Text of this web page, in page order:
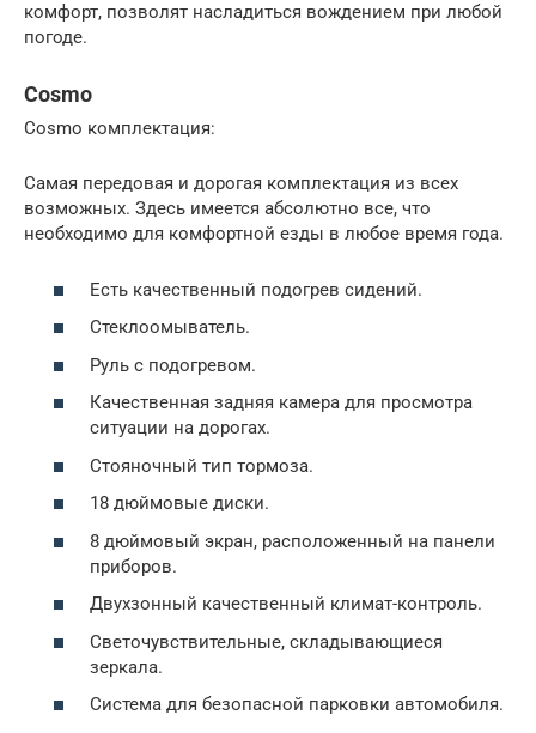
комфорт, позволят насладиться вождением при любой
погоде.
Cosmo
Cosmo комплектация:
Самая передовая и дорогая комплектация из всех
возможных. Здесь имеется абсолютно все, что
необходимо для комфортной езды в любое время года.
Есть качественный подогрев сидений.
Стеклоомыватель.
Руль с подогревом.
Качественная задняя камера для просмотра
ситуации на дорогах.
Стояночный тип тормоза.
18 дюймовые диски.
8 дюймовый экран, расположенный на панели
приборов.
Двухзонный качественный климат-контроль.
Светочувствительные, складывающиеся
зеркала.
Система для безопасной парковки автомобиля.